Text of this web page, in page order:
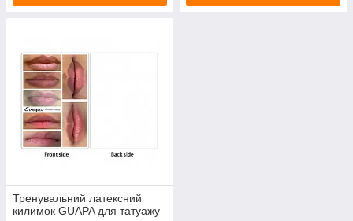
Тренувальний латексний
килимок GUAPA для татуажу